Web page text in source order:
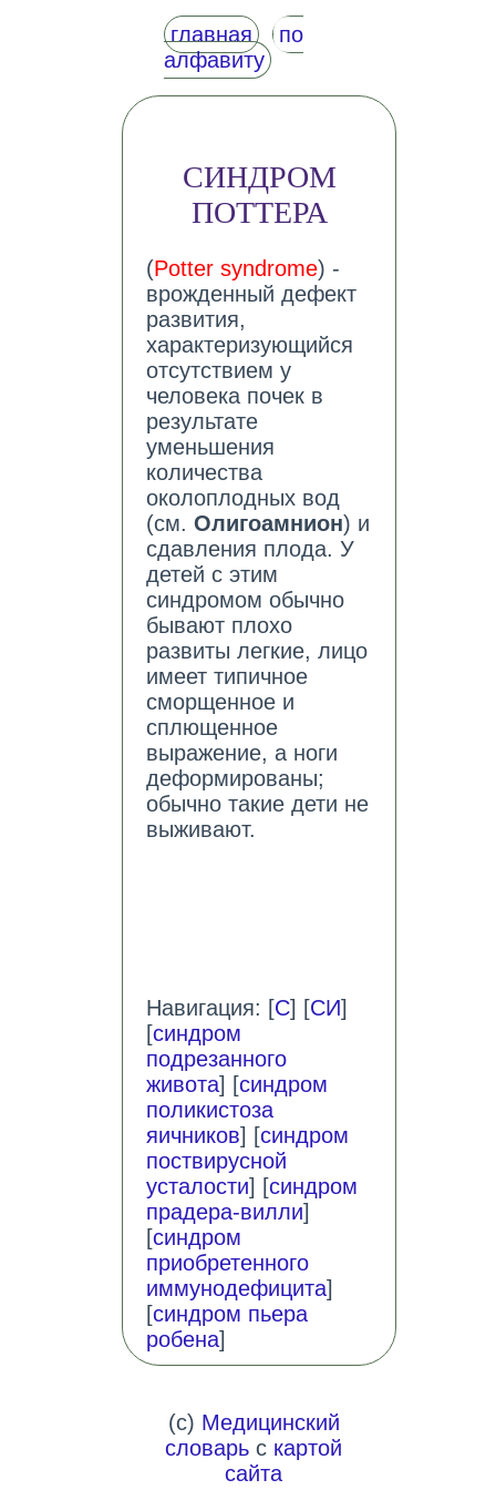
главная
по
алфавиту
СИНДРОМ
ПОТТЕРА
(Potter syndrome) -
врожденный дефект
развития,
характеризующийся
отсутствием у
человека почек в
результате
уменьшения
количества
околоплодных вод
(см. Олигоамнион) и
сдавления плода. У
детей с этим
синдромом обычно
бывают плохо
развиты легкие, лицо
имеет типичное
сморщенное и
сплющенное
выражение, а ноги
деформированы;
обычно такие дети не
выживают.
Навигация: [С] [СИ]
[синдром
подрезанного
живота] [синдром
поликистоза
яичников] [синдром
поствирусной
усталости] [синдром
прадера-вилли]
[синдром
приобретенного
иммунодефицита]
[синдром пьера
робена]
(c) Медицинский
словарь с картой
сайта